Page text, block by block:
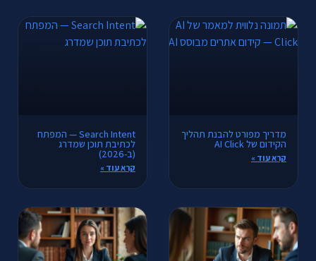
מדריך מפורט להבנת תהליך
הקידום של AI Click
קרא עוד »
Search Intent — המפתח
לכתיבת תוכן שמדרג
(ב-2026)
קרא עוד »